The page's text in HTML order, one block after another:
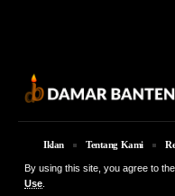
By using this site, you agree to the
Use
© 2026 Damar Banten | PT.
Iklan Tentang Kami